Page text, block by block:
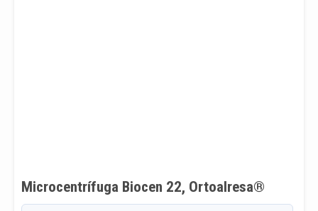
Microcentrífuga Biocen 22, Ortoalresa®